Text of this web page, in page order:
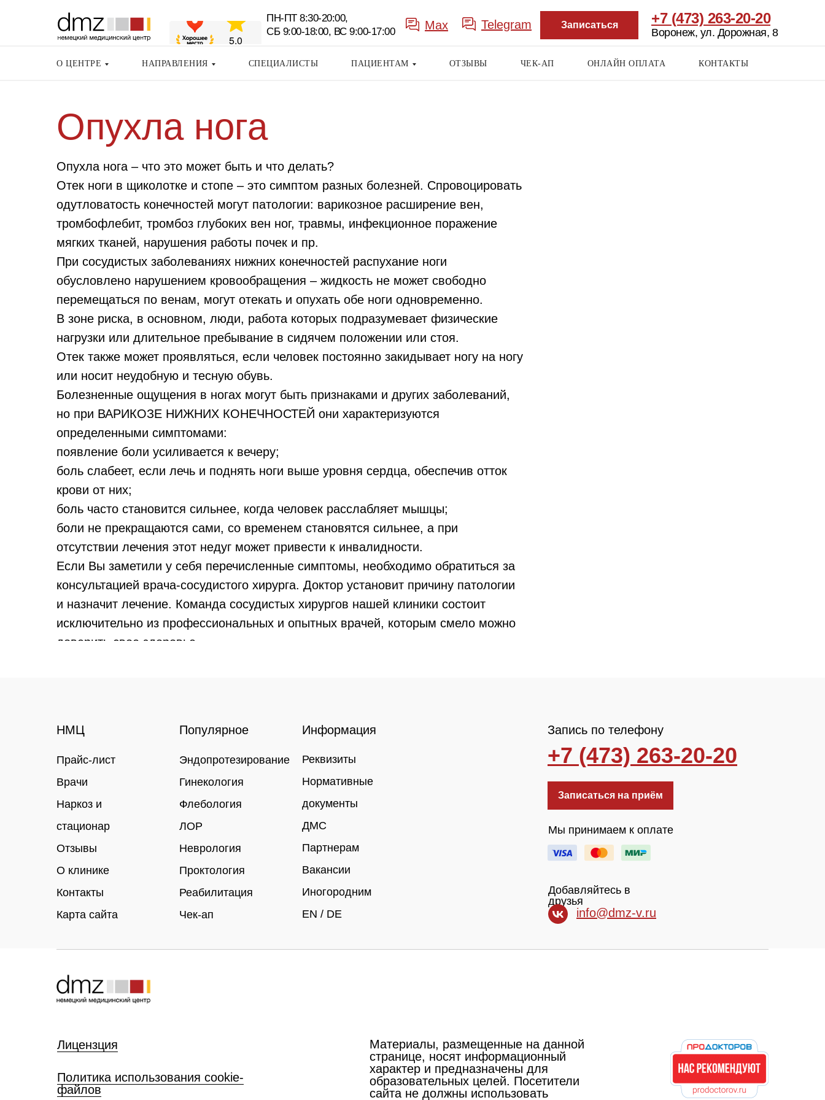
+7 (473) 263-20-20
Telegram
Max
Воронеж, ул. Дорожная, 8
ПН-ПТ 8:30-20:00,
СБ 9:00-18:00, ВС 9:00-17:00
Записаться
О ЦЕНТРЕ НАПРАВЛЕНИЯ СПЕЦИАЛИСТЫ ПАЦИЕНТАМ ОТЗЫВЫ ЧЕК-АП ОНЛАЙН ОПЛАТА КОНТАКТЫ
Опухла нога – что это может быть и что делать?
Отек ноги в щиколотке и стопе – это симптом разных болезней. Спровоцировать
одутловатость конечностей могут патологии: варикозное расширение вен,
тромбофлебит, тромбоз глубоких вен ног, травмы, инфекционное поражение
мягких тканей, нарушения работы почек и пр.
При сосудистых заболеваниях нижних конечностей распухание ноги
обусловлено нарушением кровообращения – жидкость не может свободно
перемещаться по венам, могут отекать и опухать обе ноги одновременно.
В зоне риска, в основном, люди, работа которых подразумевает физические
нагрузки или длительное пребывание в сидячем положении или стоя.
Отек также может проявляться, если человек постоянно закидывает ногу на ногу
или носит неудобную и тесную обувь.
Болезненные ощущения в ногах могут быть признаками и других заболеваний,
но при ВАРИКОЗЕ НИЖНИХ КОНЕЧНОСТЕЙ они характеризуются
определенными симптомами:
появление боли усиливается к вечеру;
боль слабеет, если лечь и поднять ноги выше уровня сердца, обеспечив отток
крови от них;
боль часто становится сильнее, когда человек расслабляет мышцы;
боли не прекращаются сами, со временем становятся сильнее, а при
отсутствии лечения этот недуг может привести к инвалидности.
Если Вы заметили у себя перечисленные симптомы, необходимо обратиться за
консультацией врача-сосудистого хирурга. Доктор установит причину патологии
и назначит лечение. Команда сосудистых хирургов нашей клиники состоит
исключительно из профессиональных и опытных врачей, которым смело можно
доверить свое здоровье.
Опухла нога
Прайс-лист
Врачи
Наркоз и
стационар
Отзывы
О клинике
Контакты
Карта сайта
НМЦ
Эндопротезирование
Гинекология
Флебология
ЛОР
Неврология
Проктология
Реабилитация
Чек-ап
Популярное Запись по телефону
+7 (473) 263-20-20
Информация
Реквизиты
Нормативные
документы
ДМС
Партнерам
Вакансии
Иногородним
EN / DE info@dmz-v.ru
Записаться на приём
Добавляйтесь в
друзья
Мы принимаем к оплате
Лицензция
Политика использования cookie-
файлов
Материалы, размещенные на данной
странице, носят информационный
характер и предназначены для
образовательных целей. Посетители
сайта не должны использовать